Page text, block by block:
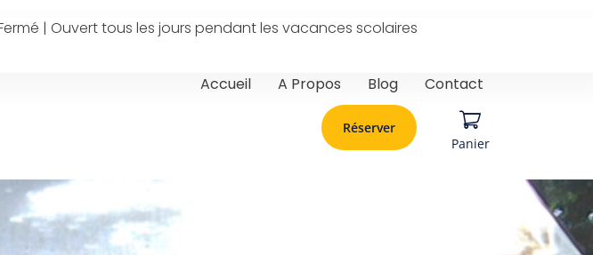
Fermé | Ouvert tous les jours pendant les vacances scolaires
Accueil A Propos Blog Contact
Réserver
Panier